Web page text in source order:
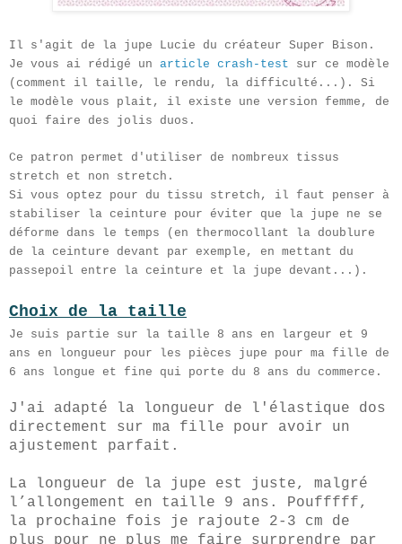
Il s'agit de la jupe Lucie du créateur Super Bison.
Je vous ai rédigé un article crash-test sur ce modèle
(comment il taille, le rendu, la difficulté...). Si
le modèle vous plait, il existe une version femme, de
quoi faire des jolis duos.
Ce patron permet d'utiliser de nombreux tissus
stretch et non stretch.
Si vous optez pour du tissu stretch, il faut penser à
stabiliser la ceinture pour éviter que la jupe ne se
déforme dans le temps (en thermocollant la doublure
de la ceinture devant par exemple, en mettant du
passepoil entre la ceinture et la jupe devant...).
Choix de la taille
Je suis partie sur la taille 8 ans en largeur et 9
ans en longueur pour les pièces jupe pour ma fille de
6 ans longue et fine qui porte du 8 ans du commerce.
J'ai adapté la longueur de l'élastique dos
directement sur ma fille pour avoir un
ajustement parfait.
La longueur de la jupe est juste, malgré
l’allongement en taille 9 ans. Poufffff,
la prochaine fois je rajoute 2-3 cm de
plus pour ne plus me faire surprendre par